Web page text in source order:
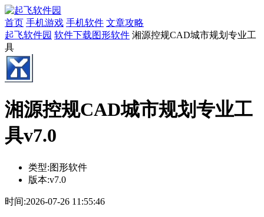
首页 手机游戏 手机软件 文章攻略
起飞软件园 软件下载图形软件 湘源控规CAD城市规划专业工
具
湘源控规CAD城市规划专业工
具v7.0
类型:图形软件
版本:v7.0
时间:2026-07-26 11:55:46